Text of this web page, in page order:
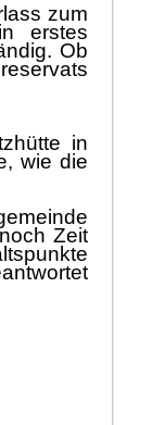
zum
erstes
ndig. Ob
tte in
, wie die
Zeit